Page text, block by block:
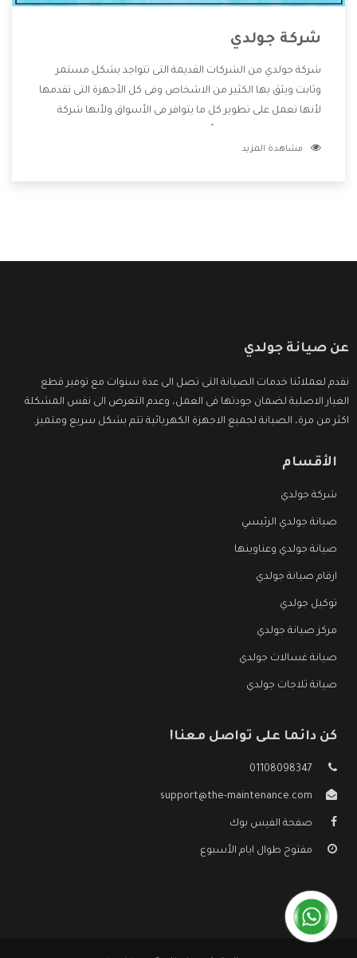
شركة جولدي
شركة جولدي من الشركات القديمة التى تتواجد بشكل مستمر
وثابت ويثق بها الكثير من الاشخاص وفى كل الأجهزة التى تقدمها
لأنها تعمل على تطوير كل ما يتوافر فى الأسواق ولأنها شركة
وتقدم للعملاء أقوى العروض والخصومات التى تسهل على
مشاهدة المزيد
عن صيانة جولدي
نقدم لعملائنا خدمات الصيانة التى تصل الى عدة سنوات مع توفير قطع
الغيار الاصلية لضمان جودتها فى العمل، وعدم التعرض الى نفس المشكلة
اكثر من مرة، الصيانة لجميع الاجهزة الكهربائية تتم بشكل سريع ومتميز.
الأقسام
شركة جولدي
صيانة جولدي الرئيسي
صيانة جولدي وعناوينها
ارقام صيانة جولدي
توكيل جولدي
مركز صيانة جولدي
صيانة غسالات جولدي
صيانة ثلاجات جولدي
كن دائما على تواصل معنا!
01108098347
support@the-maintenance.com
صفحة الفيس بوك
مفتوح طوال ايام الأسبوع